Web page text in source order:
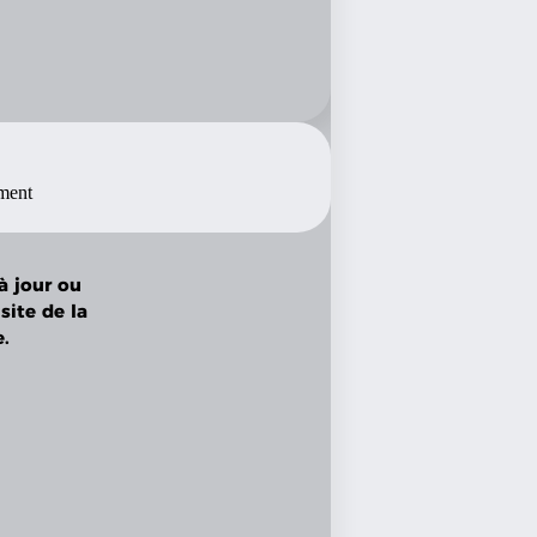
jour ou
de la